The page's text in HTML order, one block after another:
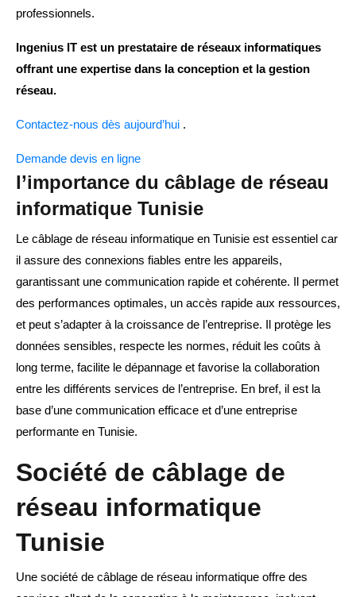
professionnels.
Ingenius IT est un prestataire de réseaux informatiques
offrant une expertise dans la conception et la gestion
réseau.
Contactez-nous dès aujourd’hui .
Demande devis en ligne
l’importance du câblage de réseau
informatique Tunisie
Le câblage de réseau informatique en Tunisie est essentiel car
il assure des connexions fiables entre les appareils,
garantissant une communication rapide et cohérente. Il permet
des performances optimales, un accès rapide aux ressources,
et peut s’adapter à la croissance de l’entreprise. Il protège les
données sensibles, respecte les normes, réduit les coûts à
long terme, facilite le dépannage et favorise la collaboration
entre les différents services de l’entreprise. En bref, il est la
base d’une communication efficace et d’une entreprise
performante en Tunisie.
Société de câblage de
réseau informatique
Tunisie
Une société de câblage de réseau informatique offre des